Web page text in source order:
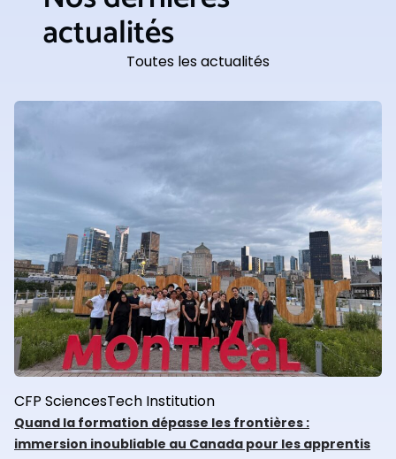
actualités
Toutes les actualités
CFP SciencesTech Institution
Quand la formation dépasse les frontières :
immersion inoubliable au Canada pour les apprentis